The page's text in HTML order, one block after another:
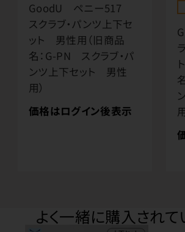
GoodU ペニー517
スクラブ・パンツ上下セ
ット 男性用（旧商品
名：G-PN スクラブ・パ
ンツ上下セット 男性
用）
価格はログイン後表示
よく一緒に購入されて